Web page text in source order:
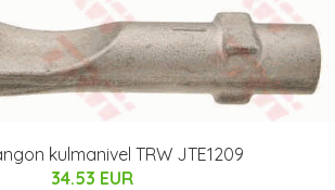
kulmanivel TRW JTE1209
34.53 EUR